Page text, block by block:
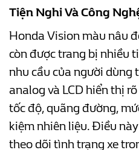
Tiện Nghi Và Công
Honda Vision màu nâu
còn được trang bị nhiều
nhu cầu của người dùng
analog và LCD hiển thị
tốc độ, quãng đường,
kiệm nhiên liệu. Điều
theo dõi tình trạng xe